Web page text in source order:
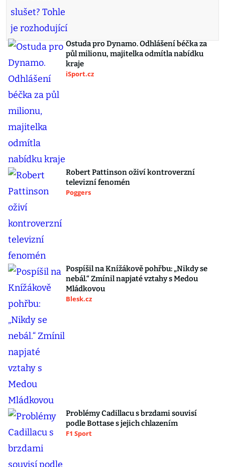
Ostuda pro Dynamo. Odhlášení béčka za
půl milionu, majitelka odmítla nabídku
kraje
iSport.cz
Robert Pattinson oživí kontroverzní
televizní fenomén
Poggers
Pospíšil na Knížákově pohřbu: „Nikdy se
nebál.“ Zmínil napjaté vztahy s Medou
Mládkovou
Blesk.cz
Problémy Cadillacu s brzdami souvisí
podle Bottase s jejich chlazením
F1 Sport